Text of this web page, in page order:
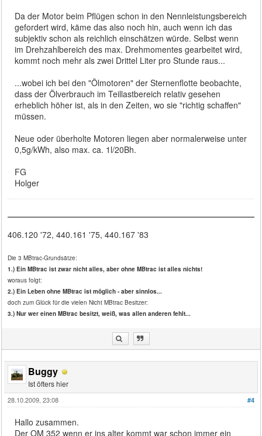
Da der Motor beim Pflügen schon in den Nennleistungsbereich
gefordert wird, käme das also noch hin, auch wenn ich das
subjektiv schon als reichlich einschätzen würde. Selbst wenn
im Drehzahlbereich des max. Drehmomentes gearbeitet wird,
kommt noch mehr als zwei Drittel Liter pro Stunde raus...
...wobei ich bei den "Ölmotoren" der Sternenflotte beobachte,
dass der Ölverbrauch im Teillastbereich relativ gesehen
erheblich höher ist, als in den Zeiten, wo sie "richtig schaffen"
müssen.
Neue oder überholte Motoren liegen aber normalerweise unter
0,5g/kWh, also max. ca. 1l/20Bh.
FG
Holger
406.120 '72, 440.161 '75, 440.167 '83
Die 3 MBtrac-Grundsätze:
1.) Ein MBtrac ist zwar nicht alles, aber ohne MBtrac ist alles nichts!
woraus folgt:
2.) Ein Leben ohne MBtrac ist möglich - aber sinnlos...
doch zum Glück für die vielen Nicht MBtrac Besitzer:
3.) Nur wer einen MBtrac besitzt, weiß, was allen anderen fehlt...
Buggy
Ist öfters hier
#4
28.10.2009, 23:08
Hallo zusammen.
Der OM 352 wenn er ins alter kommt war schon immer ein